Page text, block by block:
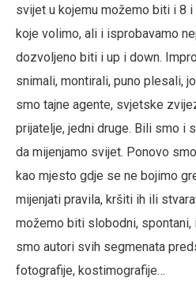
svijet u kojemu možemo biti i 8
koje volimo, ali i isprobavamo
dozvoljeno biti i up i down.
snimali, montirali, puno plesali,
smo tajne agente, svjetske
prijatelje, jedni druge. Bili smo i
da mijenjamo svijet. Ponovo
kao mjesto gdje se ne bojimo
mijenjati pravila, kršiti ih ili
možemo biti slobodni, spontani,
smo autori svih segmenata
fotografije, kostimografije…